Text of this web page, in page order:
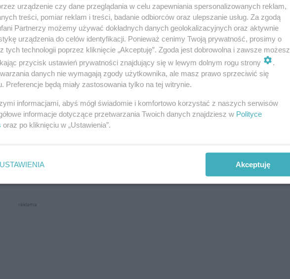
imperium
składowane były śmieci.Na miejsce skierowano strażaków
kontrola sąsiednich pomieszczeń ujawniła ogromną
klefedronu, 100 kg tego samego narkotyku w formie
się tam również maszyny do obróbki tytoniu i
prawdopodobnie używanymi w procesach produkcyjnych.
reklama
urządzenie czy dane przeglądania w celu zapewniania spersonalizowanych reklam,
treści, pomiar reklam i treści, badanie odbiorców oraz ulepszanie usług. Za zgodą
Partnerzy możemy używać dokładnych danych geolokalizacyjnych oraz aktywnie
urządzenia do celów identyfikacji. Ponieważ cenimy Twoją prywatność, prosimy o
tych technologii poprzez kliknięcie „Akceptuję”. Zgoda jest dobrowolna i zawsze możesz
przycisk ustawień prywatności znajdujący się w lewym dolnym rogu strony
.
danych nie wymagają zgody użytkownika, ale masz prawo sprzeciwić się
Preferencje będą miały zastosowania tylko na tej witrynie.
informacjami, abyś mógł świadomie i komfortowo korzystać z naszych serwisów
informacje dotyczące przetwarzania Twoich danych znajdziesz w Polityce
oraz po kliknięciu w „Ustawienia”.
USTAWIENIA Akceptuję